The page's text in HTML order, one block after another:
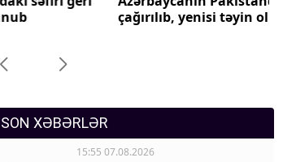
çağırılıb, yenisi təyin olunub
SON XƏBƏRLƏR
15:55 07.08.2026